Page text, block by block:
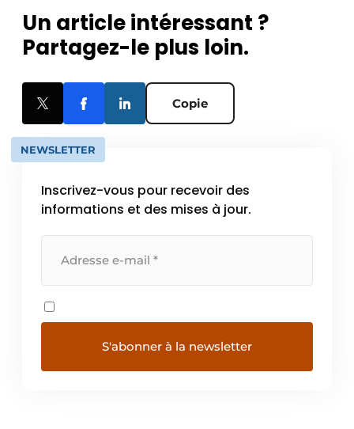
Un article intéressant ?
Partagez-le plus loin.
Copie
NEWSLETTER
Inscrivez-vous pour recevoir des
informations et des mises à jour.